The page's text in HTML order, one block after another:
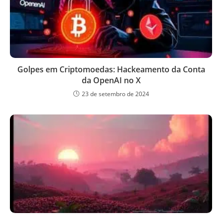
Golpes em Criptomoedas: Hackeamento da Conta
da OpenAI no X
23 de setembro de 2024